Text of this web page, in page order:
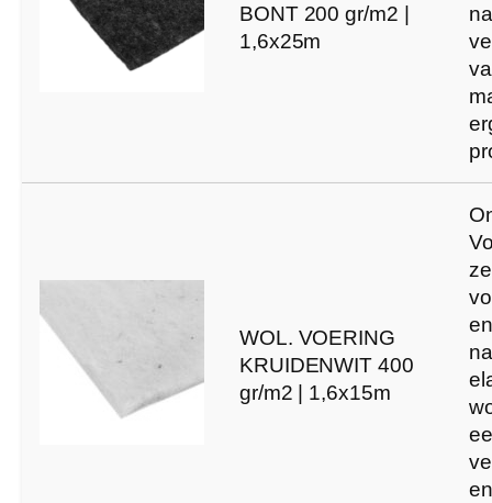
BONT 200 gr/m2 |
1,6x25m
WOL. VOERING
KRUIDENWIT 400
gr/m2 | 1,6x15m